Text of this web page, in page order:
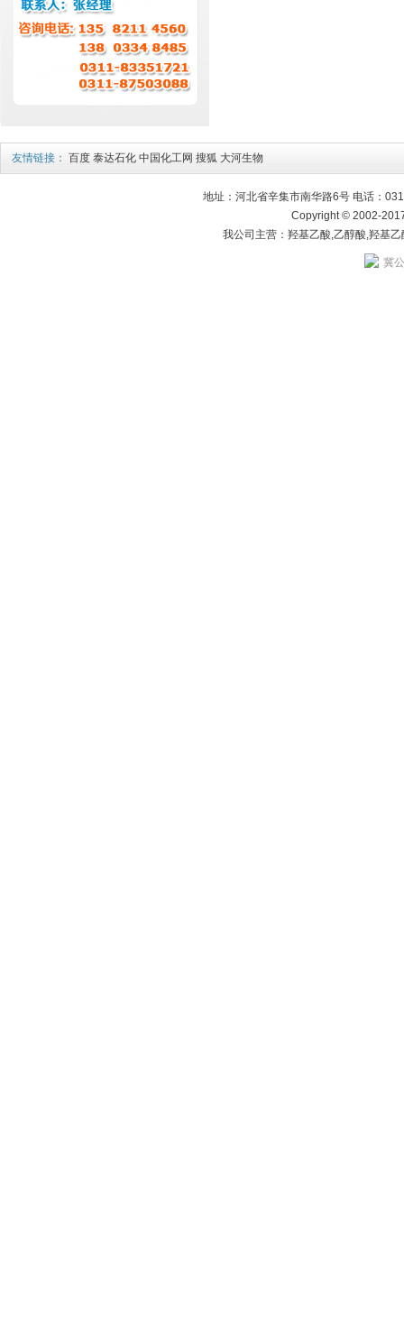
友情链接： 百度 泰达石化 中国化工网 搜狐 大河生物
地址：河北省辛集市南华路6号 电话：
Copyright © 2002-
我公司主营：羟基乙酸,乙醇酸,羟基
冀